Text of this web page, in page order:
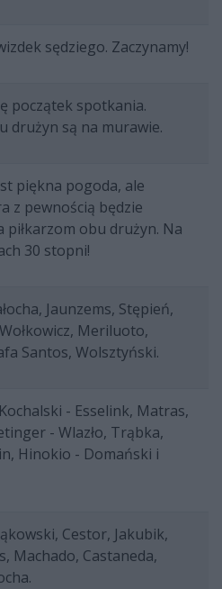
sędziego. Zaczynamy!
początek spotkania.
drużyn są na murawie.
piękna pogoda, ale
z pewnością będzie
piłkarzom obu drużyn. Na
30 stopni!
Jaunzems, Stępień,
Meriluoto,
Santos, Wolsztyński.
- Esselink, Matras,
- Wlazło, Trąbka,
Hinokio - Domański i
Cestor, Jakubik,
Machado, Castaneda,